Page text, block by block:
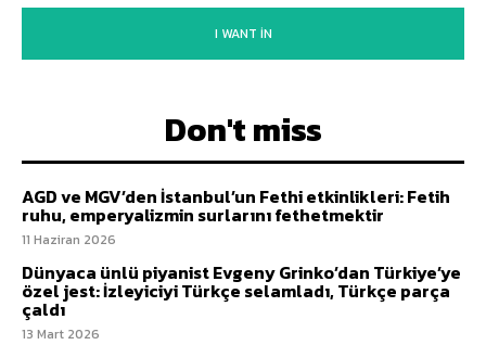
I WANT IN
Don't miss
AGD ve MGV’den İstanbul’un Fethi etkinlikleri: Fetih
ruhu, emperyalizmin surlarını fethetmektir
11 Haziran 2026
Dünyaca ünlü piyanist Evgeny Grinko’dan Türkiye’ye
özel jest: İzleyiciyi Türkçe selamladı, Türkçe parça
çaldı
13 Mart 2026